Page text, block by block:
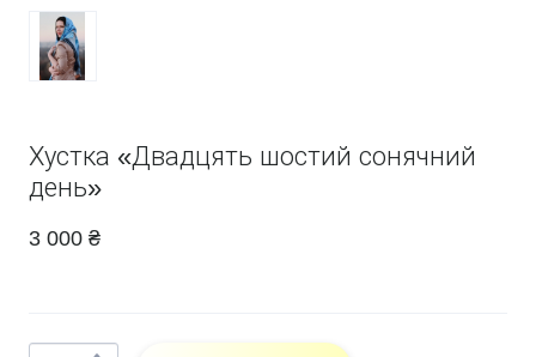
Хустка «Двадцять шостий сонячний
день»
3 000 ₴